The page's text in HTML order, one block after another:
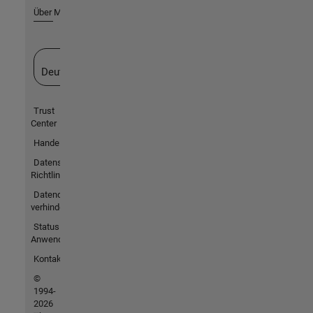
Über MathWorks
Deutschland
Trust
Center
Handelsmarken
Datenschutz-
Richtlinien
Datendiebstahl
verhindern
Status von
Anwendungen
Kontakt
©
1994-
2026